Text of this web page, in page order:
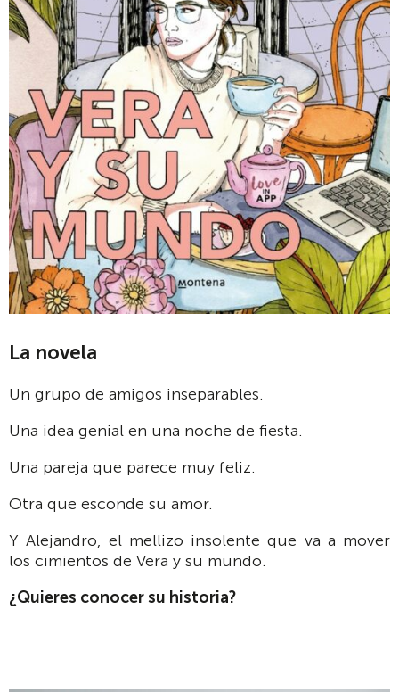
La novela
Un grupo de amigos inseparables.
Una idea genial en una noche de fiesta.
Una pareja que parece muy feliz.
Otra que esconde su amor.
Y Alejandro, el mellizo insolente que va a mover
los cimientos de Vera y su mundo.
¿Quieres conocer su historia?